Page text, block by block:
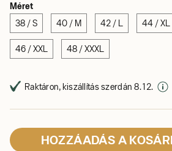
Méret
38 / S 40 / M 42 / L 44 / XL
46 / XXL 48 / XXXL
Raktáron, kiszállítás szerdán 8. 12.
HOZZÁADÁS A